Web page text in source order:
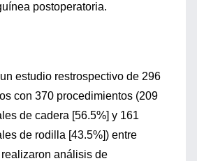
postoperatoria.
estudio restrospectivo de 296
con 370 procedimientos (209
de cadera [56.5%] y 161
de rodilla [43.5%]) entre
análisis de